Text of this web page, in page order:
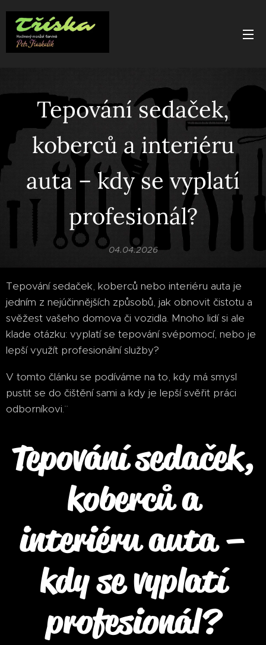
Tepování sedaček,
koberců a interiéru
auta – kdy se vyplatí
profesionál?
04.04.2026
Tepování sedaček, koberců nebo interiéru auta je
jedním z nejúčinnějších způsobů, jak obnovit čistotu a
svěžest vašeho domova či vozidla. Mnoho lidí si ale
klade otázku: vyplatí se tepování svépomocí, nebo je
lepší využít profesionální služby?
V tomto článku se podíváme na to, kdy má smysl
pustit se do čištění sami a kdy je lepší svěřit práci
odborníkovi.¨
Tepování sedaček,
koberců a
interiéru auta –
kdy se vyplatí
profesionál?